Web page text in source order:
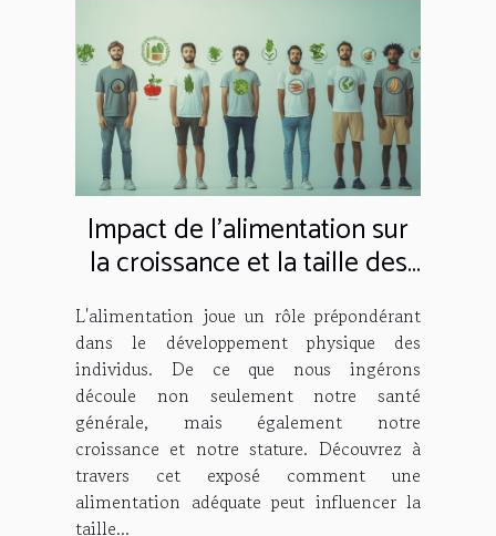
Impact de l'alimentation sur
la croissance et la taille des
hommes
L'alimentation joue un rôle prépondérant
dans le développement physique des
individus. De ce que nous ingérons
découle non seulement notre santé
générale, mais également notre
croissance et notre stature. Découvrez à
travers cet exposé comment une
alimentation adéquate peut influencer la
taille...